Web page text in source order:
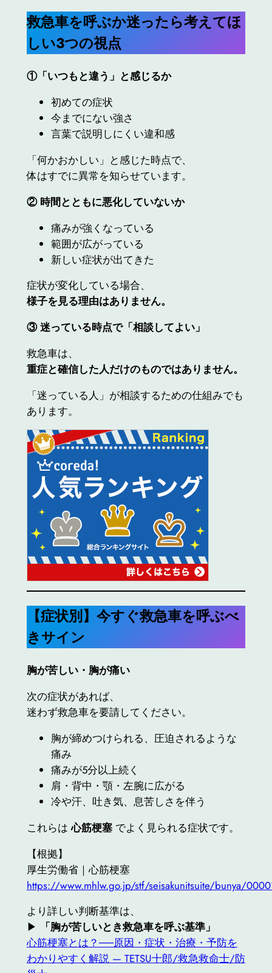
救急車を呼ぶか迷ったら考えてほ
しい3つの視点
①「いつもと違う」と感じるか
初めての症状
今までにない強さ
言葉で説明しにくい違和感
「何かおかしい」と感じた時点で、
体はすでに異常を知らせています。
② 時間とともに悪化していないか
痛みが強くなっている
範囲が広がっている
新しい症状が出てきた
症状が変化している場合、
様子を見る理由はありません。
③迷っている時点で「相談してよい」
救急車は、
重症と確信した人だけのものではありません。
「迷っている人」が相談するための仕組みでも
あります。
【症状別】今すぐ救急車を呼ぶべ
きサイン
胸が苦しい・胸が痛い
次の症状があれば、
迷わず救急車を要請してください。
胸が締めつけられる、圧迫されるような
痛み
痛みが5分以上続く
肩・背中・顎・左腕に広がる
冷や汗、吐き気、息苦しさを伴う
これらは心筋梗塞でよく見られる症状です。
【根拠】
厚生労働省｜心筋梗塞
https://www.mhlw.go.jp/stf/seisakunitsuite/bunya/
より詳しい判断基準は、
▶︎
「胸が苦しいとき救急車を呼ぶ基準」
心筋梗塞とは？──原因・症状・治療・予防を
わかりやすく解説 — TETSU十郎/救急救命士/防